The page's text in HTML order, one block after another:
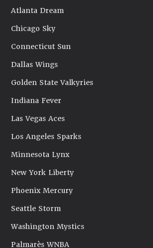
Atlanta Dream
Chicago Sky
Connecticut Sun
Dallas Wings
Golden State Valkyries
Indiana Fever
Las Vegas Aces
Los Angeles Sparks
Minnesota Lynx
New York Liberty
Phoenix Mercury
Seattle Storm
Washington Mystics
Palmarès WNBA